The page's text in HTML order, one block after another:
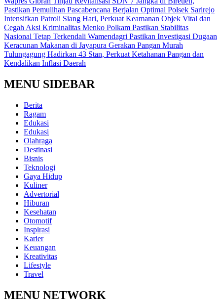
Pastikan Pemulihan Pascabencana Berjalan Optimal Polsek Sarirejo
Intensifkan Patroli Siang Hari, Perkuat Keamanan Objek Vital dan
Cegah Aksi Kriminalitas Menko Polkam Pastikan Stabilitas
Nasional Tetap Terkendali Wamendagri Pastikan Investigasi Dugaan
Keracunan Makanan di Jayapura Gerakan Pangan Murah
Tulungagung Hadirkan 43 Stan, Perkuat Ketahanan Pangan dan
Kendalikan Inflasi Daerah
MENU SIDEBAR
Berita
Ragam
Edukasi
Edukasi
Olahraga
Destinasi
Bisnis
Teknologi
Gaya Hidup
Kuliner
Advertorial
Hiburan
Kesehatan
Otomotif
Inspirasi
Karier
Keuangan
Kreativitas
Lifestyle
Travel
MENU NETWORK